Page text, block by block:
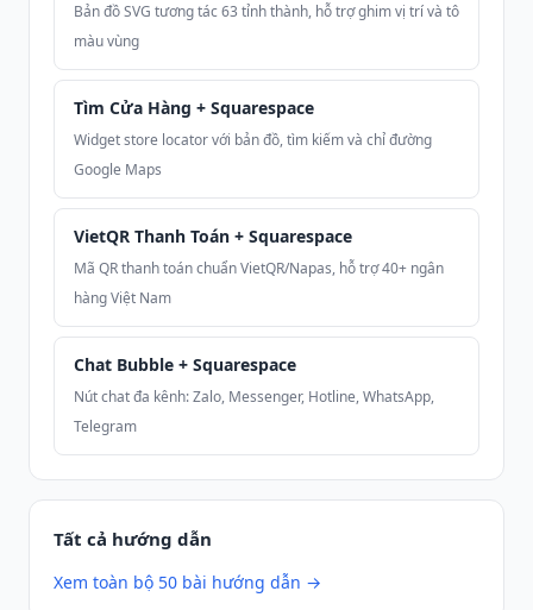
Bản đồ SVG tương tác 63 tỉnh thành, hỗ trợ ghim vị trí và tô
màu vùng
Tìm Cửa Hàng + Squarespace
Widget store locator với bản đồ, tìm kiếm và chỉ đường
Google Maps
VietQR Thanh Toán + Squarespace
Mã QR thanh toán chuẩn VietQR/Napas, hỗ trợ 40+ ngân
hàng Việt Nam
Chat Bubble + Squarespace
Nút chat đa kênh: Zalo, Messenger, Hotline, WhatsApp,
Telegram
Tất cả hướng dẫn
Xem toàn bộ 50 bài hướng dẫn →